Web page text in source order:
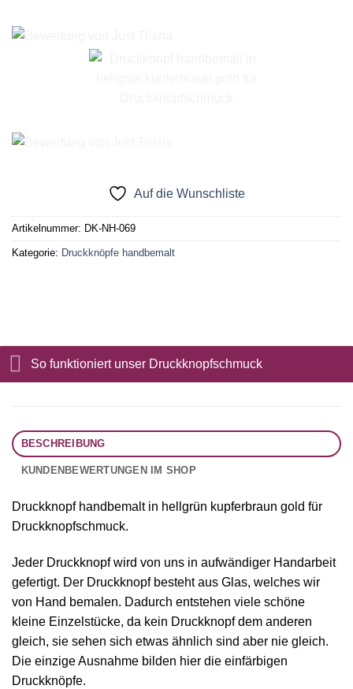
Auf die Wunschliste
Artikelnummer: DK-NH-069
Kategorie: Druckknöpfe handbemalt
So funktioniert unser Druckknopfschmuck
BESCHREIBUNG
KUNDENBEWERTUNGEN IM SHOP
Druckknopf handbemalt in hellgrün kupferbraun gold für
Druckknopfschmuck.
Jeder Druckknopf wird von uns in aufwändiger Handarbeit
gefertigt. Der Druckknopf besteht aus Glas, welches wir
von Hand bemalen. Dadurch entstehen viele schöne
kleine Einzelstücke, da kein Druckknopf dem anderen
gleich, sie sehen sich etwas ähnlich sind aber nie gleich.
Die einzige Ausnahme bilden hier die einfärbigen
Druckknöpfe.